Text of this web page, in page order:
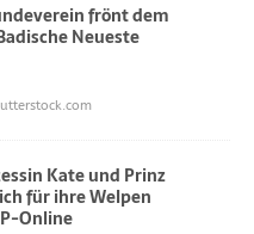
frönt dem
Neueste
Kate und Prinz
für ihre Welpen
Online